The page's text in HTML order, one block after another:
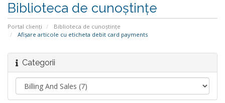
Biblioteca de cunoștințe
Portal clienți
Biblioteca de cunoștințe
Afișare articole cu eticheta debit card payments
Categorii